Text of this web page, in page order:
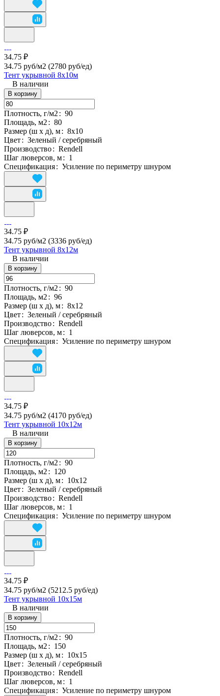
34.75 ₽
34.75 руб/м2 (2780 руб/eд)
Тент укрывной 8х10м
В наличии
В корзину
Плотность, г/м2: 90
Площадь, м2: 80
Размер (ш х д), м: 8х10
Цвет: Зеленый / серебряный
Производство: Rendell
Шаг люверсов, м: 1
Спецификация: Усиление по периметру шнуром
34.75 ₽
34.75 руб/м2 (3336 руб/eд)
Тент укрывной 8х12м
В наличии
В корзину
Плотность, г/м2: 90
Площадь, м2: 96
Размер (ш х д), м: 8х12
Цвет: Зеленый / серебряный
Производство: Rendell
Шаг люверсов, м: 1
Спецификация: Усиление по периметру шнуром
34.75 ₽
34.75 руб/м2 (4170 руб/eд)
Тент укрывной 10х12м
В наличии
В корзину
Плотность, г/м2: 90
Площадь, м2: 120
Размер (ш х д), м: 10х12
Цвет: Зеленый / серебряный
Производство: Rendell
Шаг люверсов, м: 1
Спецификация: Усиление по периметру шнуром
34.75 ₽
34.75 руб/м2 (5212.5 руб/eд)
Тент укрывной 10х15м
В наличии
В корзину
Плотность, г/м2: 90
Площадь, м2: 150
Размер (ш х д), м: 10х15
Цвет: Зеленый / серебряный
Производство: Rendell
Шаг люверсов, м: 1
Спецификация: Усиление по периметру шнуром